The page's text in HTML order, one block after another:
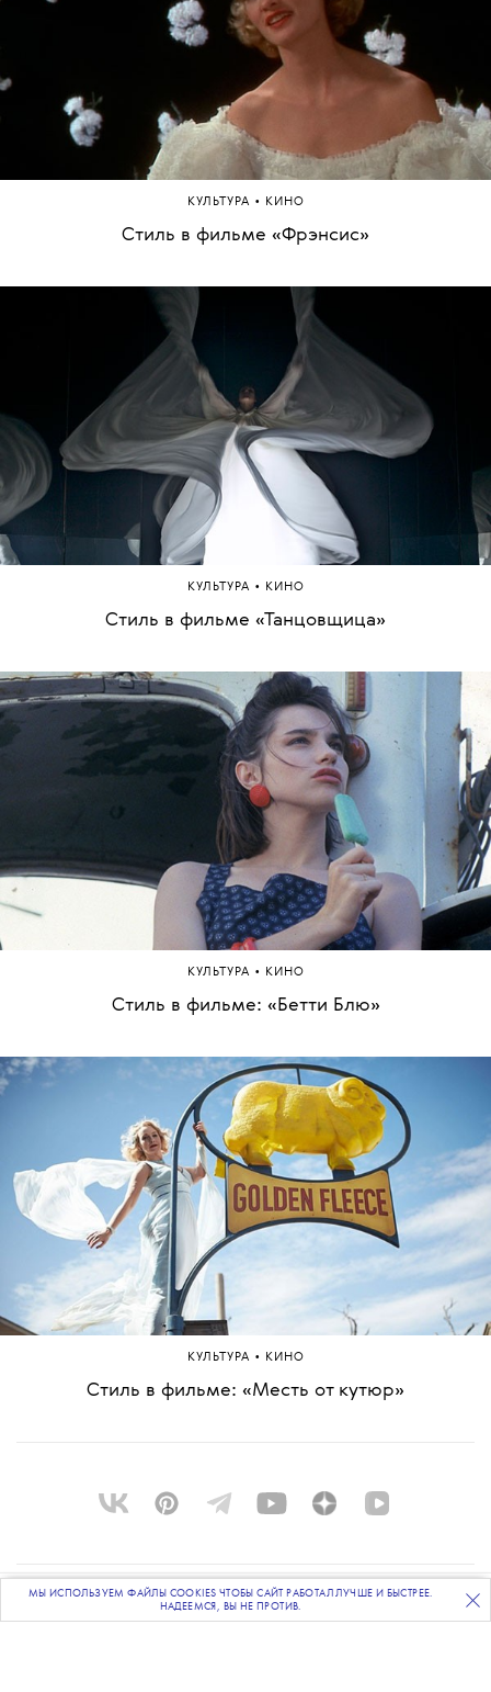
ПОДПИСЫВАЙТЕСЬНА НАШУ ВЕЧЕРНЮЮ РАССЫЛКУ
КУЛЬТУРА • КИНО
Стиль в фильме «Фрэнсис»
КУЛЬТУРА • КИНО
Стиль в фильме «Танцовщица»
КУЛЬТУРА • КИНО
Стиль в фильме: «Бетти Блю»
КУЛЬТУРА • КИНО
Стиль в фильме: «Месть от кутюр»
О ПРОЕКТЕ
МЫ ИСПОЛЬЗУЕМ ФАЙЛЫ COOKIES ЧТОБЫ САЙТ РАБОТАЛ ЛУЧШЕ И БЫСТРЕЕ.
НАДЕЕМСЯ, ВЫ НЕ ПРОТИВ.